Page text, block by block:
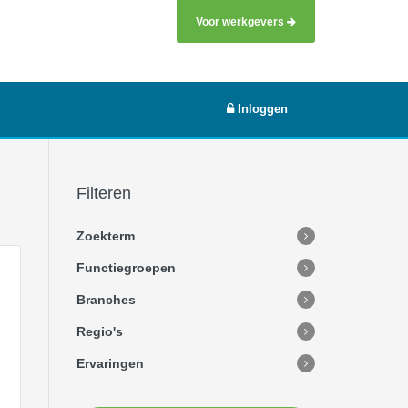
Voor werkgevers
Inloggen
Filteren
Zoekterm
Functiegroepen
Branches
Regio's
Ervaringen